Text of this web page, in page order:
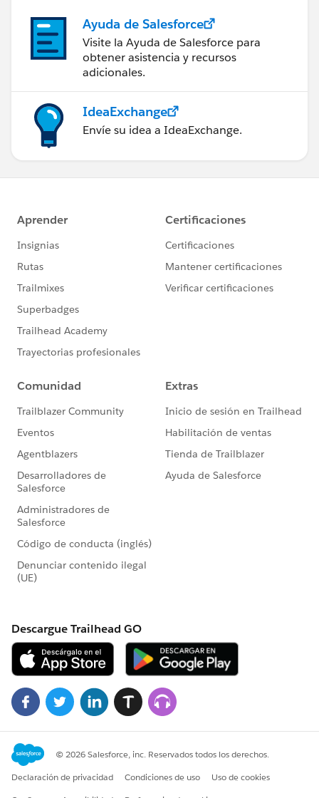
Ayuda de Salesforce
Visite la Ayuda de Salesforce para
obtener asistencia y recursos
adicionales.
IdeaExchange
Envíe su idea a IdeaExchange.